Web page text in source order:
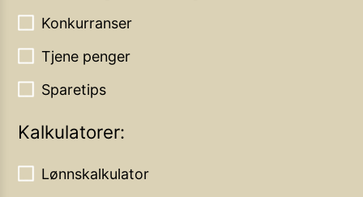
Konkurranser
Tjene penger
Sparetips
Kalkulatorer:
Lønnskalkulator